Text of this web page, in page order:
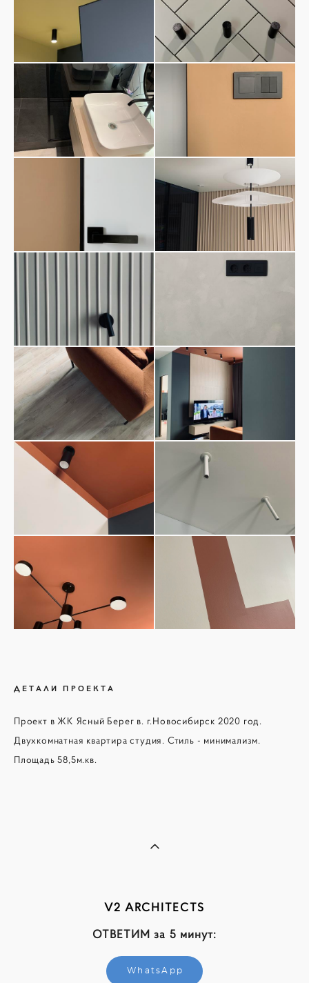
ДЕТАЛИ ПРОЕКТА
Проект в ЖК Ясный Берег в. г.Новосибирск 2020 год.
Двухкомнатная квартира студия. Стиль - минимализм.
Площадь 58,5м.кв.
V2 ARCHITECTS
ОТВЕТИМ за 5 минут:
WhatsApp